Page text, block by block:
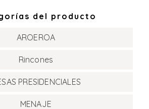
del producto
AROEROA
Rincones
PRESIDENCIALES
MENAJE